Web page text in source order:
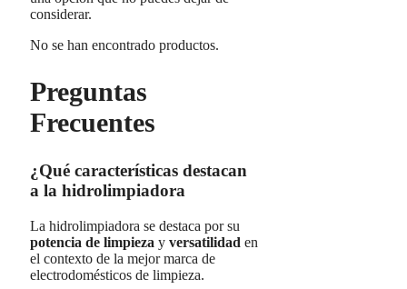
considerar.
No se han encontrado productos.
Preguntas
Frecuentes
¿Qué características destacan
a la hidrolimpiadora
La hidrolimpiadora se destaca por su
potencia de limpieza y versatilidad en
el contexto de la mejor marca de
electrodomésticos de limpieza.